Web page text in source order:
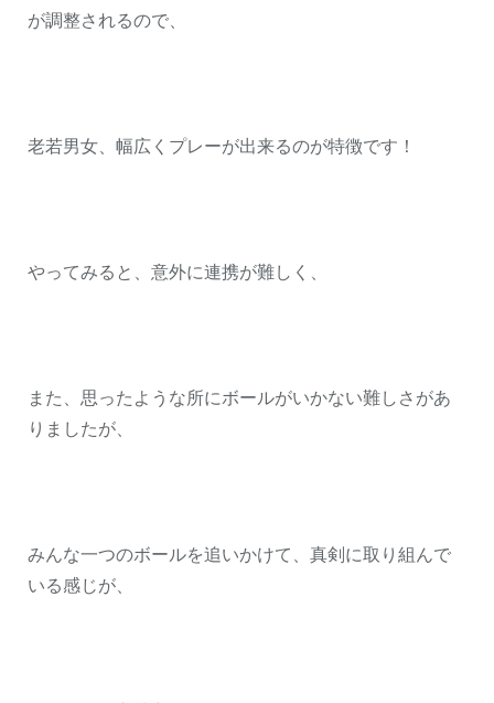
が調整されるので、
老若男女、幅広くプレーが出来るのが特徴です！
やってみると、意外に連携が難しく、
また、思ったような所にボールがいかない難しさがあ
りましたが、
みんな一つのボールを追いかけて、真剣に取り組んで
いる感じが、